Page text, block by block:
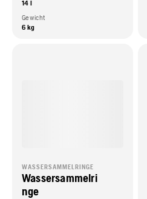
14 l
Gewicht
6 kg
WASSERSAMMELRINGE
Wassersammelri
nge